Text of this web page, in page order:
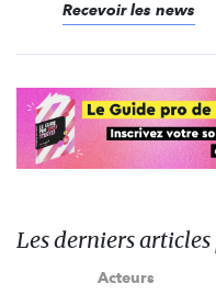
Recevoir les news
Les derniers
Acteurs